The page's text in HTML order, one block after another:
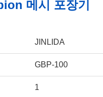
메시 포장기
JINLIDA
GBP-100
1